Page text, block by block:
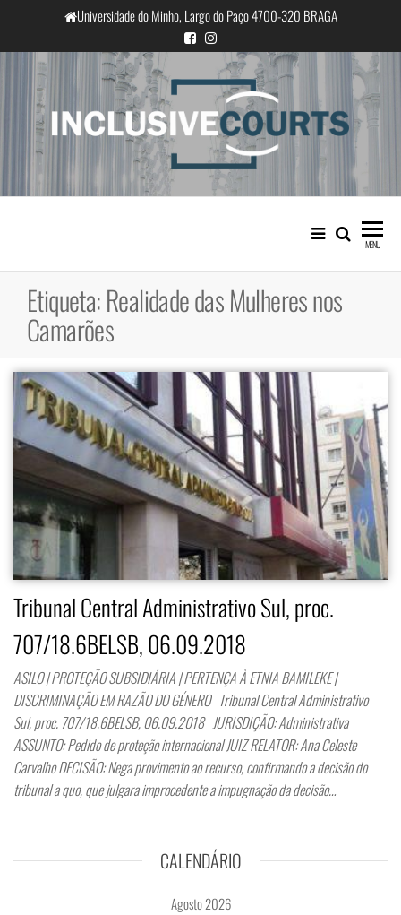
o
conteúdo
Universidade do Minho, Largo do Paço 4700-320 BRAGA
InclusiveCourts
Igualdade e diferença cultural na
prática judicial portuguesa
MENU
Etiqueta:Realidade das Mulheres nos
Camarões
Tribunal Central Administrativo Sul, proc.
707/18.6BELSB, 06.09.2018
ASILO | PROTEÇÃO SUBSIDIÁRIA | PERTENÇA À ETNIA BAMILEKE |
DISCRIMINAÇÃO EM RAZÃO DO GÉNERO Tribunal Central Administrativo
Sul, proc. 707/18.6BELSB, 06.09.2018 JURISDIÇÃO: Administrativa
ASSUNTO: Pedido de proteção internacional JUIZ RELATOR: Ana Celeste
Carvalho DECISÃO: Nega provimento ao recurso, confirmando a decisão do
tribunal a quo, que julgara improcedente a impugnação da decisão…
CALENDÁRIO
Agosto 2026